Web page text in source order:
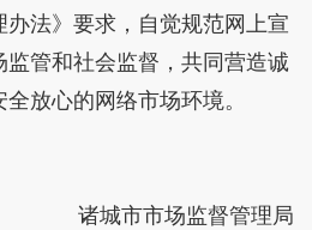
法》要求，自觉规范网上宣
管和社会监督，共同营造诚
放心的网络市场环境。
诸城市市场监督管理局